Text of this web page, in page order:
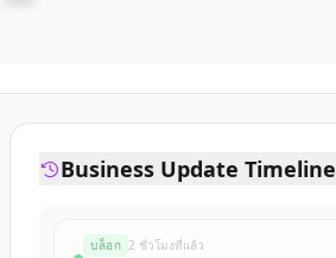
Business Update Timeline
บล็อก 2 ชั่วโมงที่แล้ว